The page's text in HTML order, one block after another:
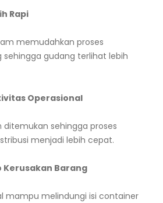
Rapi
memudahkan proses
sehingga gudang terlihat lebih
Operasional
ditemukan sehingga proses
menjadi lebih cepat.
Kerusakan Barang
mampu melindungi isi container